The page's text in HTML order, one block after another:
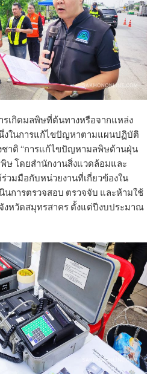
รเกิดมลพิษที่ต้นทางหรือจากแหล่ง
งในการแก้ไขปัญหาตามแผนปฏิบัติ
ชาติ “การแก้ไขปัญหามลพิษด้านฝุ่น
ษ โดยสำนักงานสิ่งแวดล้อมและ
วมมือกับหน่วยงานที่เกี่ยวข้องใน
นการตรวจสอบ ตรวจจับ และห้ามใช้
งหวัดสมุทรสาคร ตั้งแต่ปีงบประมาณ